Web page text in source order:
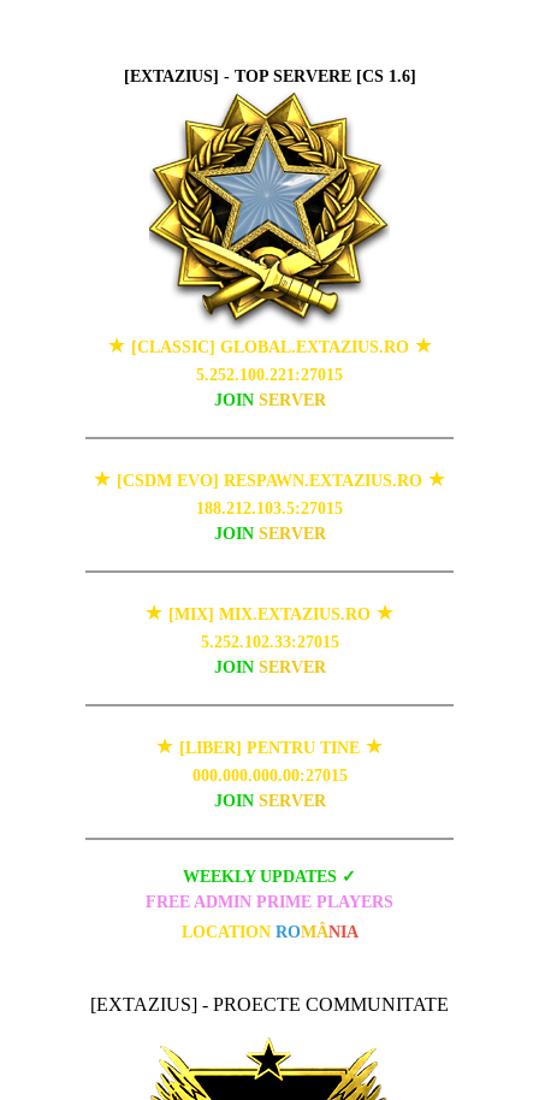
[EXTAZIUS] - TOP SERVERE [CS 1.6]
★ [CLASSIC] GLOBAL.EXTAZIUS.RO ★
5.252.100.221:27015
JOIN SERVER
★ [CSDM EVO] RESPAWN.EXTAZIUS.RO ★
188.212.103.5:27015
JOIN SERVER
★ [MIX] MIX.EXTAZIUS.RO ★
5.252.102.33:27015
JOIN SERVER
★ [LIBER] PENTRU TINE ★
000.000.000.00:27015
JOIN SERVER
WEEKLY UPDATES ✓
FREE ADMIN PRIME PLAYERS
LOCATION ROMÂNIA
[EXTAZIUS] - PROECTE COMMUNITATE